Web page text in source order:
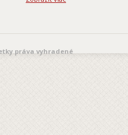
práva vyhradené